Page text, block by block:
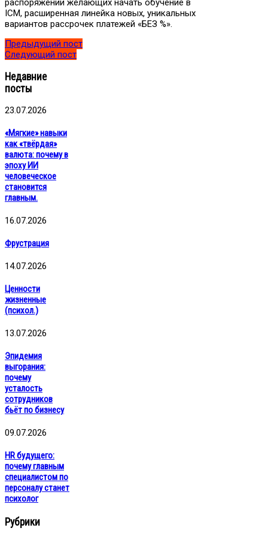
распоряжении желающих начать обучение в
ICM, расширенная линейка новых, уникальных
вариантов рассрочек платежей «БЕЗ %».
Предыдущий пост
Следующий пост
Недавние
посты
23.07.2026
«Мягкие» навыки
как «твёрдая»
валюта: почему в
эпоху ИИ
человеческое
становится
главным.
16.07.2026
Фрустрация
14.07.2026
Ценности
жизненные
(психол.)
13.07.2026
Эпидемия
выгорания:
почему
усталость
сотрудников
бьёт по бизнесу
09.07.2026
HR будущего:
почему главным
специалистом по
персоналу станет
психолог
Рубрики